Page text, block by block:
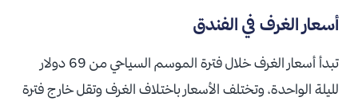
أسعار الغرف في الفندق
تبدأ أسعار الغرف خلال فترة الموسم السياحي من 69 دولار
لليلة الواحدة، وتختلف الأسعار باختلاف الغرف وتقل خارج فترة